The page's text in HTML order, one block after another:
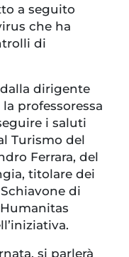
a seguito
che ha
di
dirigente
la professoressa
i saluti
Turismo del
Ferrara, del
titolare dei
di
si parlerà